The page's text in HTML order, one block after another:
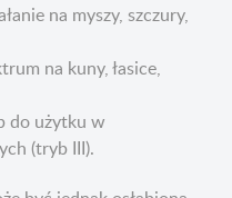
na myszy, szczury,
na kuny, łasice,
do użytku w
(tryb III).